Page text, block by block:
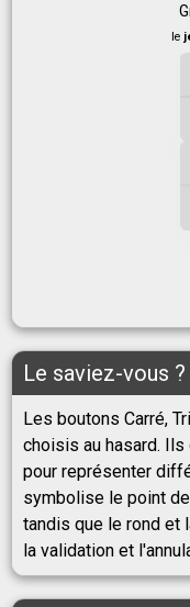
le
Le saviez-vous ?
Les boutons Carré,
choisis au hasard.
pour représenter
symbolise le point
tandis que le rond et
la validation et